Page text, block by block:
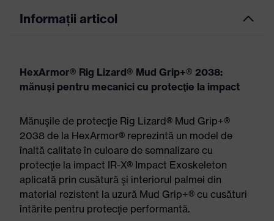
Informații articol
HexArmor® Rig Lizard® Mud Grip+® 2038:
mănuşi pentru mecanici cu protecţie la impact
Mănuşile de protecţie Rig Lizard® Mud Grip+®
2038 de la HexArmor® reprezintă un model de
înaltă calitate în culoare de semnalizare cu
protecţie la impact IR-X® Impact Exoskeleton
aplicată prin cusătură şi interiorul palmei din
material rezistent la uzură Mud Grip+® cu cusături
întărite pentru protecţie performantă.